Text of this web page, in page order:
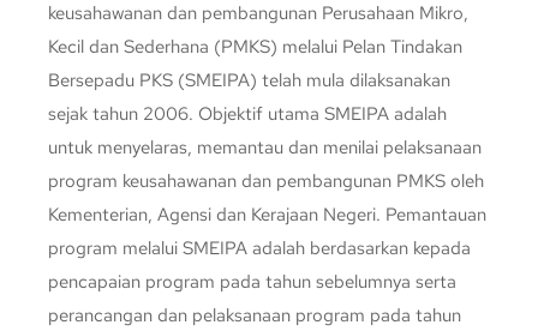
keusahawanan dan pembangunan Perusahaan Mikro,
Kecil dan Sederhana (PMKS) melalui Pelan Tindakan
Bersepadu PKS (SMEIPA) telah mula dilaksanakan
sejak tahun 2006. Objektif utama SMEIPA adalah
untuk menyelaras, memantau dan menilai pelaksanaan
program keusahawanan dan pembangunan PMKS oleh
Kementerian, Agensi dan Kerajaan Negeri. Pemantauan
program melalui SMEIPA adalah berdasarkan kepada
pencapaian program pada tahun sebelumnya serta
perancangan dan pelaksanaan program pada tahun